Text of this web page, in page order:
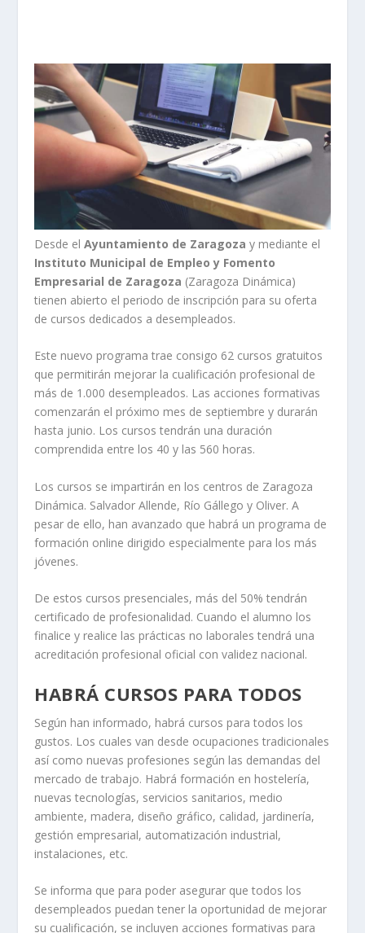
Desde elAyuntamiento de Zaragoza y mediante el
Instituto Municipal de Empleo y Fomento
Empresarial de Zaragoza (Zaragoza Dinámica)
tienen abierto el periodo de inscripción para su oferta
de cursos dedicados a desempleados.
Este nuevo programa trae consigo 62 cursos gratuitos
que permitirán mejorar la cualificación profesional de
más de 1.000 desempleados. Las acciones formativas
comenzarán el próximo mes de septiembre y durarán
hasta junio. Los cursos tendrán una duración
comprendida entre los 40 y las 560 horas.
Los cursos se impartirán en los centros de Zaragoza
Dinámica. Salvador Allende, Río Gállego y Oliver. A
pesar de ello, han avanzado que habrá un programa de
formación online dirigido especialmente para los más
jóvenes.
De estos cursos presenciales, más del 50% tendrán
certificado de profesionalidad. Cuando el alumno los
finalice y realice las prácticas no laborales tendrá una
acreditación profesional oficial con validez nacional.
HABRÁ CURSOS PARA TODOS
Según han informado, habrá cursos para todos los
gustos. Los cuales van desde ocupaciones tradicionales
así como nuevas profesiones según las demandas del
mercado de trabajo. Habrá formación en hostelería,
nuevas tecnologías, servicios sanitarios, medio
ambiente, madera, diseño gráfico, calidad, jardinería,
gestión empresarial, automatización industrial,
instalaciones, etc.
Se informa que para poder asegurar que todos los
desempleados puedan tener la oportunidad de mejorar
su cualificación, se incluyen acciones formativas para